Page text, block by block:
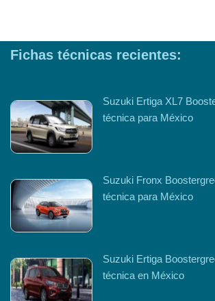
Fichas técnicas recientes:
Suzuki Ertiga XL7
técnica para México
Suzuki Fronx
técnica para México
Suzuki Ertiga
técnica en México